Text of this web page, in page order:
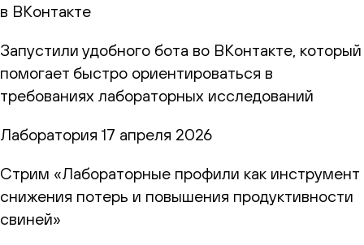
в ВКонтакте
Запустили удобного бота во ВКонтакте, который
помогает быстро ориентироваться в
требованиях лабораторных исследований
Лаборатория 17 апреля 2026
Стрим «Лабораторные профили как инструмент
снижения потерь и повышения продуктивности
свиней»